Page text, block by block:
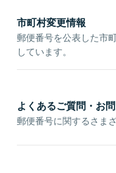
市町村変更情報
郵便番号を公表した市
しています。
よくあるご質問・お
郵便番号に関するさま